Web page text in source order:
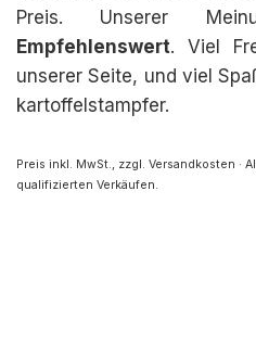
Preis. Unserer
Empfehlenswert. Viel
unserer Seite, und viel
kartoffelstampfer.
Preis inkl. MwSt., zzgl. Versandkosten ·
qualifizierten Verkäufen.